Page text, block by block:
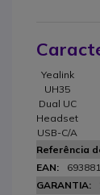
Yealink
UH35
Dual UC
Headset
USB-C/A